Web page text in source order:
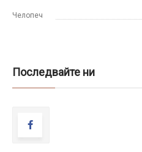
Челопеч
Последвайте ни